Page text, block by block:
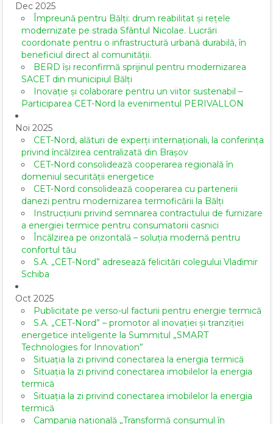
Dec 2025
Împreună pentru Bălți: drum reabilitat și rețele
modernizate pe strada Sfântul Nicolae. Lucrări
coordonate pentru o infrastructură urbană durabilă, în
beneficiul direct al comunității.
BERD își reconfirmă sprijinul pentru modernizarea
SACET din municipiul Bălți
Inovație și colaborare pentru un viitor sustenabil –
Participarea CET-Nord la evenimentul PERIVALLON
Noi 2025
CET-Nord, alături de experți internaționali, la conferința
privind încălzirea centralizată din Brașov
CET-Nord consolidează cooperarea regională în
domeniul securității energetice
CET-Nord consolidează cooperarea cu partenerii
danezi pentru modernizarea termoficării la Bălți
Instrucțiuni privind semnarea contractului de furnizare
a energiei termice pentru consumatorii casnici
Încălzirea pe orizontală – soluția modernă pentru
confortul tău
S.A. „CET-Nord” adresează felicitări colegului Vladimir
Schiba
Oct 2025
Publicitate pe verso-ul facturii pentru energie termică
S.A. „CET-Nord” – promotor al inovației și tranziției
energetice inteligente la Summitul „SMART
Technologies for Innovation”
Situația la zi privind conectarea la energia termică
Situația la zi privind conectarea imobilelor la energia
termică
Situația la zi privind conectarea imobilelor la energia
termică
Campania națională „Transformă consumul în